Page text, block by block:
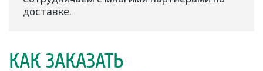
доставке.
КАК ЗАКАЗАТЬ